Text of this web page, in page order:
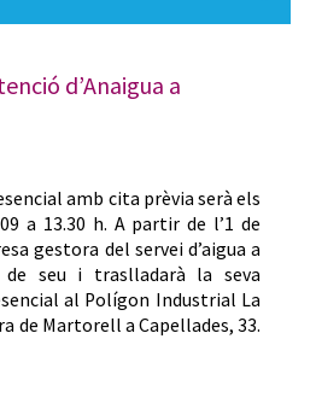
d’Anaigua a
amb cita prèvia serà els
a 13.30 h. A partir de l’1 de
gestora del servei d’aigua a
de seu i traslladarà la seva
al Polígon Industrial La
de Martorell a Capellades, 33.